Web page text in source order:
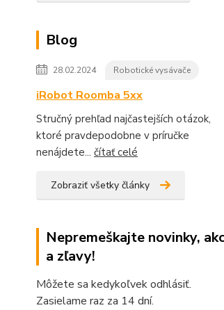
Blog
28.02.2024 Robotické vysávače
iRobot Roomba 5xx
Stručný prehľad najčastejších otázok,
ktoré pravdepodobne v príručke
nenájdete... čítať celé
Zobraziť všetky články
Nepremeškajte novinky,
a zľavy!
Môžete sa kedykoľvek odhlásiť.
Zasielame raz za 14 dní.